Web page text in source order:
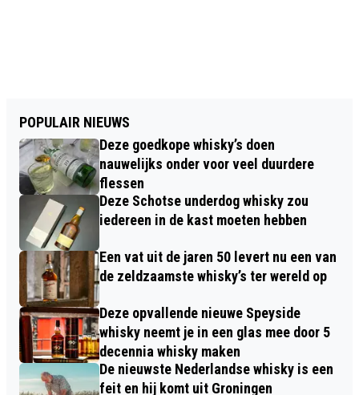
POPULAIR NIEUWS
Deze goedkope whisky’s doen
nauwelijks onder voor veel duurdere
flessen
Deze Schotse underdog whisky zou
iedereen in de kast moeten hebben
Een vat uit de jaren 50 levert nu een van
de zeldzaamste whisky’s ter wereld op
Deze opvallende nieuwe Speyside
whisky neemt je in een glas mee door 5
decennia whisky maken
De nieuwste Nederlandse whisky is een
feit en hij komt uit Groningen